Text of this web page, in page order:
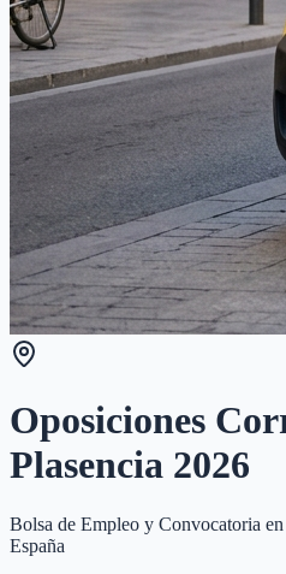
Oposiciones
Plasencia 2026
Bolsa de Empleo y Convocatoria
España